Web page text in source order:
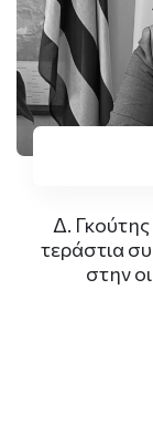
Δ.
τεράστια
στην